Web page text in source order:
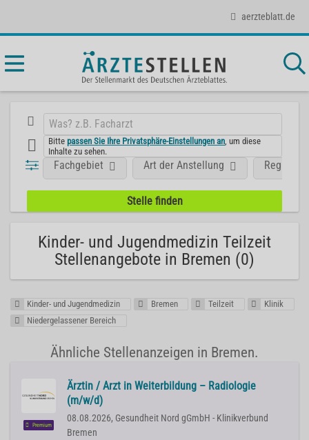
aerzteblatt.de
Bittepassen Sie Ihre Privatsphäre-Einstellungen an , um diese
Inhalte zu sehen.
Fachgebiet Art der Anstellung Region
Kinder- und Jugendmedizin Teilzeit
Stellenangebote in Bremen (0)
Kinder- und Jugendmedizin Bremen Teilzeit
Klinik
Niedergelassener Bereich
Ähnliche Stellenanzeigen in Bremen.
Premium
Ärztin / Arzt in Weiterbildung – Radiologie
(m/w/d)
08.08.2026, Gesundheit Nord gGmbH - Klinikverbund
Bremen